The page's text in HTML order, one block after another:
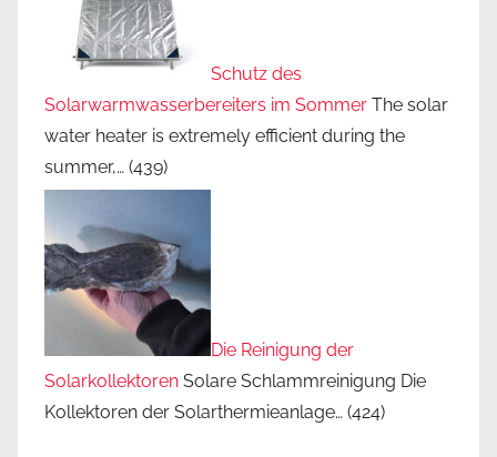
Schutz des
Solarwarmwasserbereiters im Sommer The solar
water heater is extremely efficient during the
summer,… (439)
Die Reinigung der
Solarkollektoren Solare Schlammreinigung Die
Kollektoren der Solarthermieanlage… (424)